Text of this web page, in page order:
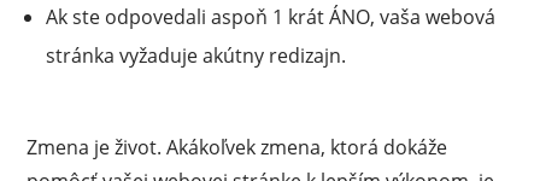
Ak ste odpovedali aspoň 1 krát ÁNO, vaša webová
stránka vyžaduje akútny redizajn.
Zmena je život. Akákoľvek zmena, ktorá dokáže